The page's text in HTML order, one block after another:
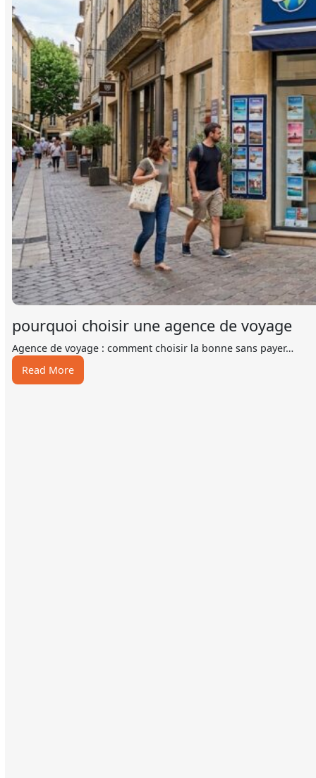
pourquoi choisir une agence de voyage
Agence de voyage : comment choisir la bonne sans payer…
Read More:
pourquoi